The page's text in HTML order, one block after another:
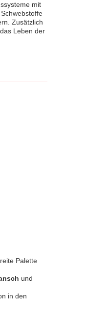
mit
Zusätzlich
Leben der
Palette
und
in den